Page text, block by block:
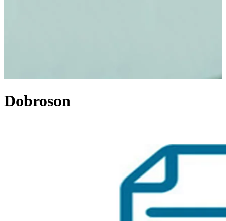
Dobroson